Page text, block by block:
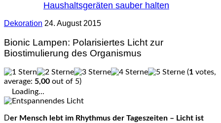
Haushaltsgeräten sauber halten
Dekoration 24. August 2015
Bionic Lampen: Polarisiertes Licht zur
Biostimulierung des Organismus
(1 votes,
average: 5,00 out of 5)
Loading...
Der Mensch lebt im Rhythmus der Tageszeiten – Licht ist